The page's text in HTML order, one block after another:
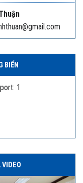
BIỂN
1